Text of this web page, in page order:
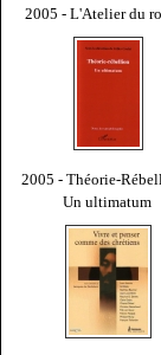
2005 - L'Atelier du
2005 - Théorie-
Un ultimatum